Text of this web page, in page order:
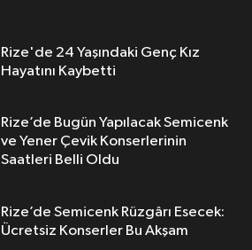
Rize'de 24 Yaşındaki Genç Kız
Hayatını Kaybetti
Rize’de Bugün Yapılacak Semicenk
ve Yener Çevik Konserlerinin
Saatleri Belli Oldu
Rize’de Semicenk Rüzgârı Esecek:
Ücretsiz Konserler Bu Akşam